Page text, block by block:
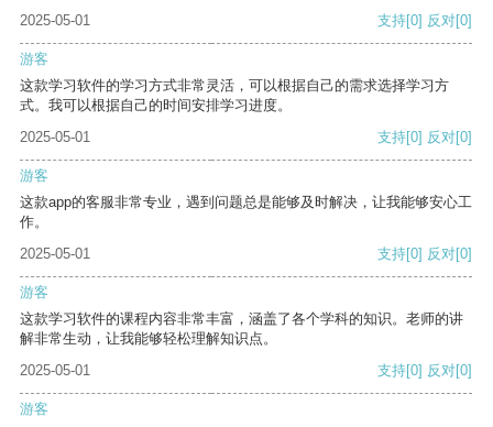
2025-05-01 支持[0] 反对[0]
游客
这款学习软件的学习方式非常灵活，可以根据自己的需求选择学习方
式。我可以根据自己的时间安排学习进度。
2025-05-01
支持[0] 反对[0]
游客
这款app的客服非常专业，遇到问题总是能够及时解决，让我能够安心工
作。
2025-05-01
支持[0] 反对[0]
游客
这款学习软件的课程内容非常丰富，涵盖了各个学科的知识。老师的讲
解非常生动，让我能够轻松理解知识点。
2025-05-01
支持[0] 反对[0]
游客